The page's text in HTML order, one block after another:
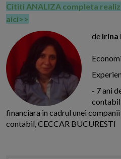
Cititi ANALIZA completa
aici>>
de Irina
- 7 ani
financiara in cadrul unei
contabil, CECCAR BUCURESTI